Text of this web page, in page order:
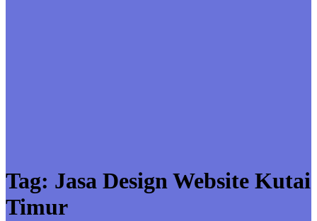
Tag: Jasa Design Website Kutai
Timur